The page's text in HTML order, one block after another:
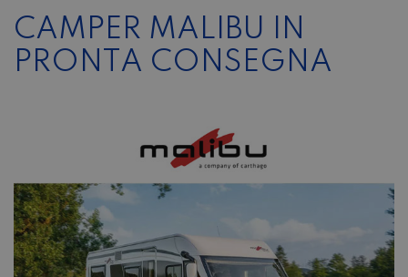
SABATO POMERIGGIO
SCONTO 10% NOLEGGIO ENTRO IL 31.08
NOLEGGI DI SETTEMBRE
CAMPER MALIBU IN
PRONTA CONSEGNA